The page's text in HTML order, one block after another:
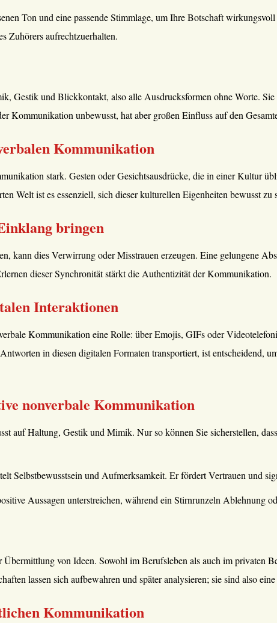
Ton und eine passende Stimmlage, um Ihre Botschaft
Zuhörers aufrechtzuerhalten.
Gestik und Blickkontakt, also alle Ausdrucksformen ohne Worte. Sie
Kommunikation unbewusst, hat aber großen Einfluss auf den
Kommunikation
stark. Gesten oder Gesichtsausdrücke, die in einer Kultur
Welt ist es essenziell, sich dieser kulturellen Eigenheiten bewusst
bringen
kann dies Verwirrung oder Misstrauen erzeugen. Eine gelungene
dieser Synchronität stärkt die Authentizität der Kommunikation.
Interaktionen
Kommunikation eine Rolle: über Emojis, GIFs oder
in diesen digitalen Formaten transportiert, ist entscheidend,
nonverbale Kommunikation
auf Haltung, Gestik und Mimik. Nur so können Sie sicherstellen,
Selbstbewusstsein und Aufmerksamkeit. Er fördert Vertrauen und
Aussagen unterstreichen, während ein Stirnrunzeln Ablehnung
von Ideen. Sowohl im Berufsleben als auch im privaten
lassen sich aufbewahren und später analysieren; sie sind also
Kommunikation